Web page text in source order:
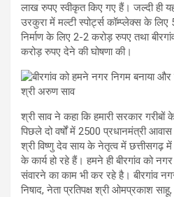
लाख रुपए स्वीकृत किए गए हैं। जल्दी ही
उरकुरा में मल्टी स्पोर्ट्स कॉम्प्लेक्स के
निर्माण के लिए 2-2 करोड़ रुपए तथा
करोड़ रुपए देने की घोषणा की।
श्री साव ने कहा कि हमारी सरकार गरीबों
पिछले दो वर्षों में 2500 प्रधानमंत्री
श्री विष्णु देव साय के नेतृत्व में
के कार्य हो रहे हैं। हमने ही बीरगांव को
संवारने का काम भी कर रहे है। बीरगांव
निषाद, नेता प्रतिपक्ष श्री ओमप्रकाश